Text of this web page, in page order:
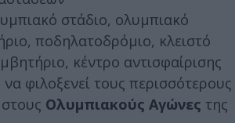
στάδιο, ολυμπιακό
ποδηλατοδρόμιο, κλειστό
κέντρο αντισφαίρισης
φιλοξενεί τους περισσότερους
Ολυμπιακούς Αγώνες της